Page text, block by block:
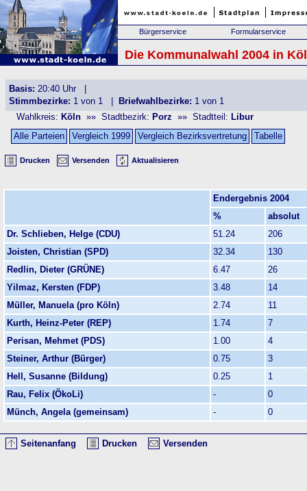
Bürgerservice Formularservice
Die Kommunalwahl 2004 in
Basis: 20:40 Uhr |
Stimmbezirke: 1 von 1 | Briefwahlbezirke: 1 von 1
Wahlkreis: Köln »» Stadtbezirk: Porz »» Stadtteil: Libur
Alle Parteien
Vergleich 1999 Vergleich Bezirksvertretung Tabelle
Drucken Versenden Aktualisieren
Endergebnis 2004
%
absolut
Dr. Schlieben, Helge (CDU)
51.24
206
Joisten, Christian (SPD)
32.34
130
Redlin, Dieter (GRÜNE)
6.47
26
Yilmaz, Kersten (FDP)
3.48
14
Müller, Manuela (pro Köln)
2.74
11
Kurth, Heinz-Peter (REP)
1.74
7
Perisan, Mehmet (PDS)
1.00
4
Steiner, Arthur (Bürger)
0.75
3
Hell, Susanne (Bildung)
0.25
1
Rau, Felix (ÖkoLi)
-
0
Münch, Angela (gemeinsam)
- 0
Seitenanfang Drucken Versenden